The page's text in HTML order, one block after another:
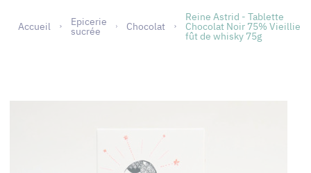
Accueil Epicerie
sucrée Chocolat
Reine Astrid - Tablette
Chocolat Noir 75% Vieillie
fût de whisky 75g